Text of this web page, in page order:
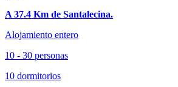
A 37.4 Km de Santalecina.
Alojamiento entero
10 - 30 personas
10 dormitorios